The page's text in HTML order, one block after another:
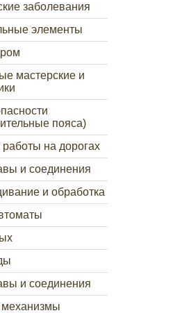
заболевания
элементы
мастерские и
пояса)
на дорогах
и соединения
и обработка
и соединения